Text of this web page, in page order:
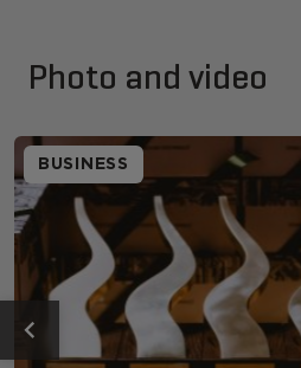
Photo and video
BUSINESS